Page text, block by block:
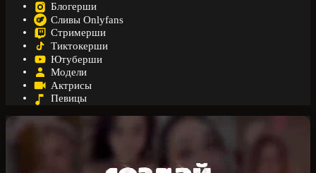
Блогерши
Сливы Onlyfans
Стримерши
Тиктокерши
Ютуберши
Модели
Актрисы
Певицы